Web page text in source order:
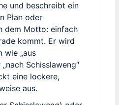
und beschreibt ein
Plan oder
dem Motto: einfach
kommt. Er wird
wie „aus
Schisslaweng“
eine lockere,
aus.